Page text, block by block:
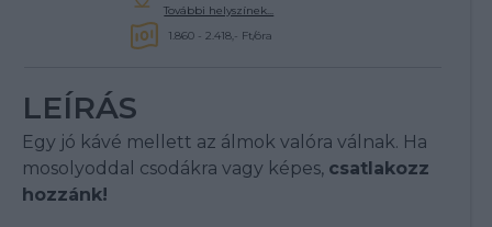
További helyszínek...
1.860 - 2.418,- Ft/óra
LEÍRÁS
Egy jó kávé mellett az álmok valóra válnak. Ha
mosolyoddal csodákra vagy képes, csatlakozz
hozzánk!